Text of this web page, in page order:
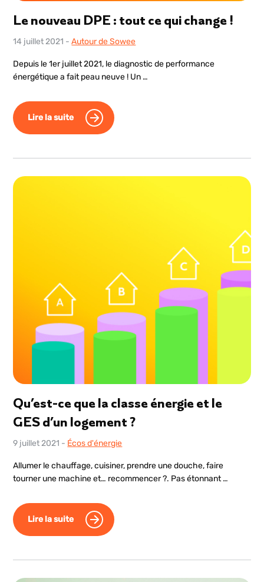
Le nouveau DPE : tout ce qui change !
14 juillet 2021 -Autour de Sowee
Depuis le 1er juillet 2021, le diagnostic de performance
énergétique a fait peau neuve ! Un …
Lire la suite
Qu’est-ce que la classe énergie et le
GES d’un logement ?
9 juillet 2021 - Écos d'énergie
Allumer le chauffage, cuisiner, prendre une douche, faire
tourner une machine et… recommencer ?. Pas étonnant …
Lire la suite